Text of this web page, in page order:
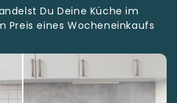
Du Deine Küche im
Preis eines Wocheneinkaufs